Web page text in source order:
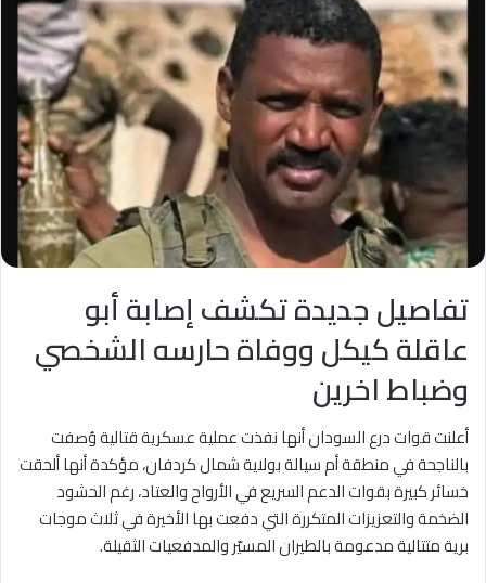
تفاصيل جديدة تكشف إصابة أبو
عاقلة كيكل ووفاة حارسه الشخصي
وضباط اخرين
أعلنت قوات درع السودان أنها نفذت عملية عسكرية قتالية وُصفت
بالناجحة في منطقة أم سيالة بولاية شمال كردفان، مؤكدة أنها ألحقت
خسائر كبيرة بقوات الدعم السريع في الأرواح والعتاد، رغم الحشود
الضخمة والتعزيزات المتكررة التي دفعت بها الأخيرة في ثلاث موجات
برية متتالية مدعومة بالطيران المسيّر والمدفعيات الثقيلة.